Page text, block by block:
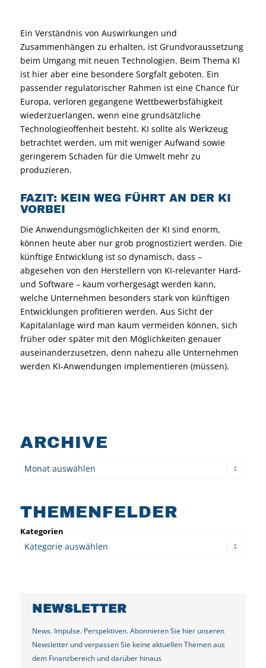
Ein Verständnis von Auswirkungen und
Zusammenhängen zu erhalten, ist Grundvoraussetzung
beim Umgang mit neuen Technologien. Beim Thema KI
ist hier aber eine besondere Sorgfalt geboten. Ein
passender regulatorischer Rahmen ist eine Chance für
Europa, verloren gegangene Wettbewerbsfähigkeit
wiederzuerlangen, wenn eine grundsätzliche
Technologieoffenheit besteht. KI sollte als Werkzeug
betrachtet werden, um mit weniger Aufwand sowie
geringerem Schaden für die Umwelt mehr zu
produzieren.
FAZIT: KEIN WEG FÜHRT AN DER KI
VORBEI
Die Anwendungsmöglichkeiten der KI sind enorm,
können heute aber nur grob prognostiziert werden. Die
künftige Entwicklung ist so dynamisch, dass –
abgesehen von den Herstellern von KI-relevanter Hard-
und Software – kaum vorhergesagt werden kann,
welche Unternehmen besonders stark von künftigen
Entwicklungen profitieren werden. Aus Sicht der
Kapitalanlage wird man kaum vermeiden können, sich
früher oder später mit den Möglichkeiten genauer
auseinanderzusetzen, denn nahezu alle Unternehmen
werden KI-Anwendungen implementieren (müssen).
ARCHIVE
THEMENFELDER
Kategorien
NEWSLETTER
News. Impulse. Perspektiven. Abonnieren Sie hier unseren
Newsletter und verpassen Sie keine aktuellen Themen aus
dem Finanzbereich und darüber hinaus